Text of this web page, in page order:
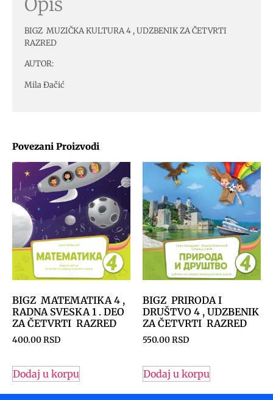
Povezani Proizvodi
BIGZ MATEMATIKA 4 ,
RADNA SVESKA 1 . DEO
ZA ČETVRTI RAZRED
400.00RSD
Dodaj u korpu
BIGZ PRIRODA I
DRUŠTVO 4 , UDZBENIK
ZA ČETVRTI RAZRED
550.00RSD
Dodaj u korpu
BIGZ MUZIČKA KULTURA 4 , UDZBENIK ZA ČETVRTI
RAZRED
AUTOR:
Mila Đačić